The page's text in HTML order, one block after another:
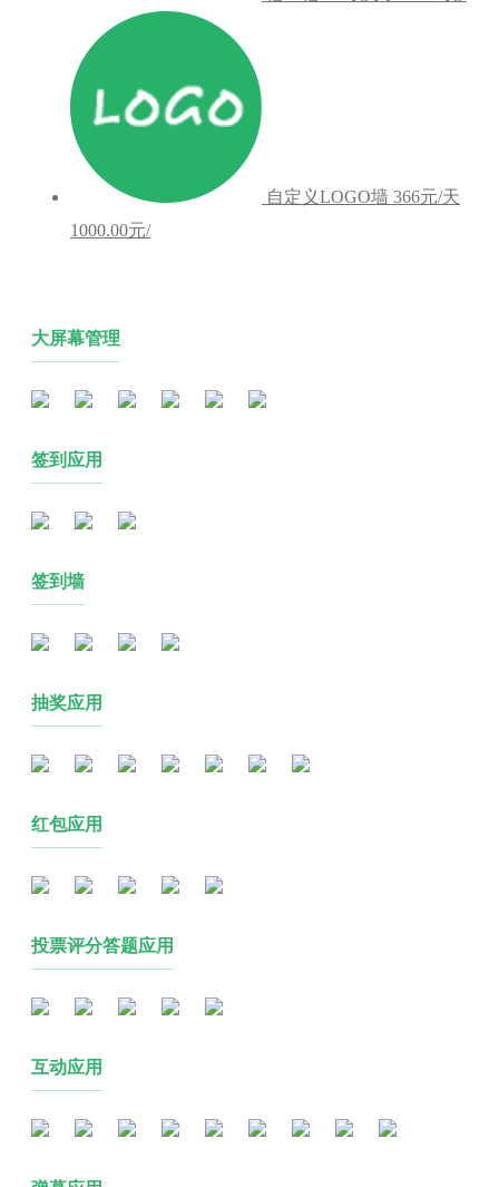
自定义LOGO墙 366元/天
1000.00元/
大屏幕管理
签到应用
签到墙
抽奖应用
红包应用
投票评分答题应用
互动应用